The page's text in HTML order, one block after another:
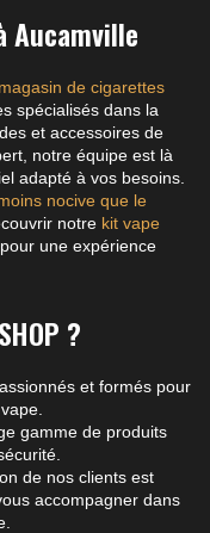
Aucamville
magasin de cigarettes
spécialisés dans la
et accessoires de
notre équipe est là
adapté à vos besoins.
nocive que le
notre kit vape
pour une expérience
?
et formés pour
gamme de produits
de nos clients est
accompagner dans